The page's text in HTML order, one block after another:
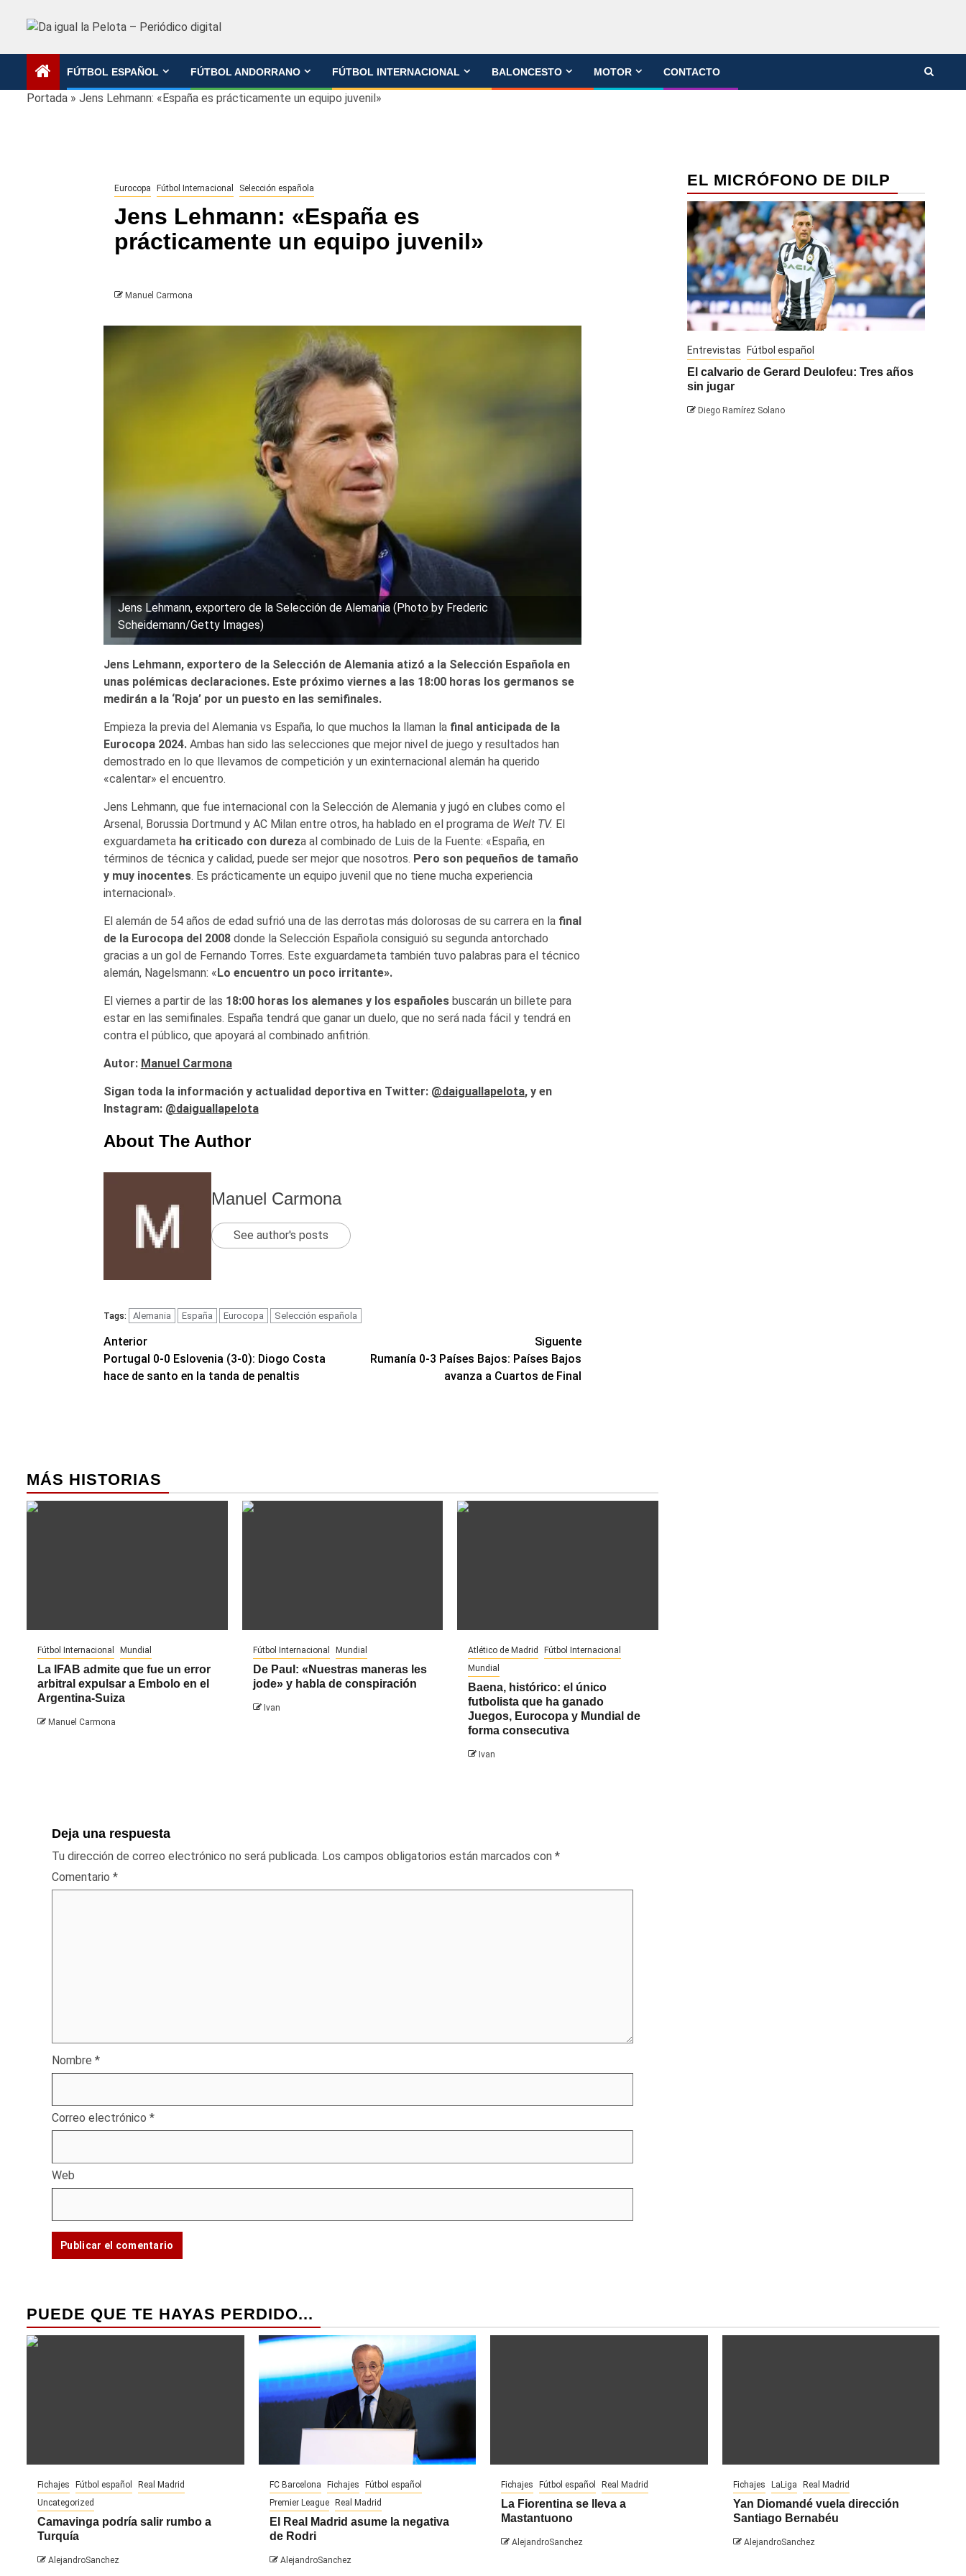
FÚTBOL ESPAÑOL FÚTBOL ANDORRANO FÚTBOL INTERNACIONAL BALONCESTO MOTOR CONTACTO
Portada » Jens Lehmann: «España es prácticamente un equipo juvenil»
Eurocopa Fútbol Internacional Selección española
Jens Lehmann: «España es
prácticamente un equipo juvenil»
Manuel Carmona
Jens Lehmann, exportero de la Selección de Alemania (Photo by Frederic
Scheidemann/Getty Images)
Jens Lehmann, exportero de la Selección de Alemania atizó a la Selección Española en
unas polémicas declaraciones. Este próximo viernes a las 18:00 horas los germanos se
medirán a la ‘Roja’ por un puesto en las semifinales.
Empieza la previa del Alemania vs España, lo que muchos la llaman lafinal anticipada de la
Eurocopa 2024.Ambas han sido las selecciones que mejor nivel de juego y resultados han
demostrado en lo que llevamos de competición y un exinternacional alemán ha querido
«calentar» el encuentro.
Jens Lehmann, que fue internacional con la Selección de Alemania y jugó en clubes como el
Arsenal, Borussia Dortmund y AC Milan entre otros, ha hablado en el programa de Welt TV. El
exguardameta ha criticado con dureza al combinado de Luis de la Fuente: «España, en
términos de técnica y calidad, puede ser mejor que nosotros. Pero son pequeños de tamaño
y muy inocentes. Es prácticamente un equipo juvenil que no tiene mucha experiencia
internacional».
El alemán de 54 años de edad sufrió una de las derrotas más dolorosas de su carrera en la final
de la Eurocopa del 2008donde la Selección Española consiguió su segunda antorchado
gracias a un gol de Fernando Torres. Este exguardameta también tuvo palabras para el técnico
alemán, Nagelsmann: «Lo encuentro un poco irritante».
El viernes a partir de las 18:00 horas los alemanes y los españolesbuscarán un billete para
estar en las semifinales. España tendrá que ganar un duelo, que no será nada fácil y tendrá en
contra el público, que apoyará al combinado anfitrión.
Autor: Manuel Carmona
Sigan toda la información y actualidad deportiva en Twitter: @daiguallapelota, y en
Instagram: @daiguallapelota
About The Author
Manuel Carmona
See author's posts
Tags: Alemania España Eurocopa Selección española
Navegación
de
Anterior
Portugal 0-0 Eslovenia (3-0): Diogo Costa
hace de santo en la tanda de penaltis
Siguente
Rumanía 0-3 Países Bajos: Países Bajos
avanza a Cuartos de Final
MÁS HISTORIAS
Fútbol Internacional Mundial
La IFAB admite que fue un error
arbitral expulsar a Embolo en el
Argentina-Suiza
Manuel Carmona
Fútbol Internacional Mundial
De Paul: «Nuestras maneras les
jode» y habla de conspiración
Ivan
Atlético de Madrid
Fútbol Internacional
Mundial
Baena, histórico: el único
futbolista que ha ganado
Juegos, Eurocopa y Mundial de
forma consecutiva
Ivan
Deja una respuesta
Tu dirección de correo electrónico no será publicada. Los campos obligatorios están marcados con *
Comentario *
Nombre *
Correo electrónico *
Web
EL MICRÓFONO DE DILP
Entrevistas Fútbol español
El calvario de Gerard Deulofeu: Tres años
sin jugar
Diego Ramírez Solano
PUEDE QUE TE HAYAS PERDIDO...
Fichajes Fútbol español
Real Madrid
Uncategorized
Camavinga podría salir rumbo a
Turquía
AlejandroSanchez
FC Barcelona Fichajes
Fútbol español
Premier League
Real Madrid
El Real Madrid asume la negativa
de Rodri
AlejandroSanchez
Fichajes Fútbol español Real Madrid
La Fiorentina se lleva a
Mastantuono
AlejandroSanchez
Fichajes LaLiga Real Madrid
Yan Diomandé vuela dirección
Santiago Bernabéu
AlejandroSanchez